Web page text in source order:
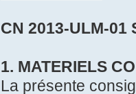
CN 2013-ULM-
1. MATERIELS
La présente